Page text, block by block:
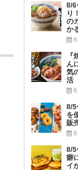
8/6
り
の
か
8
ん
気
活
8
8/5
を
販
8
8/5
癖
イ